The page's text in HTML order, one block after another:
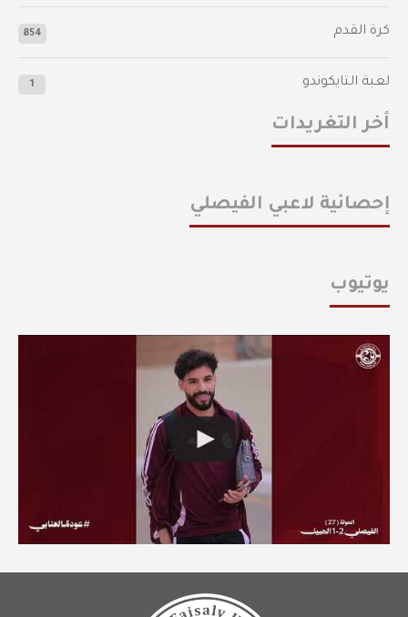
كرة القدم 854
لعبة التايكوندو 1
أخر التغريدات
إحصائية لاعبي الفيصلي
يوتيوب